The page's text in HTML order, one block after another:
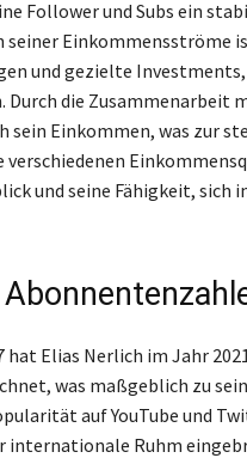
Follower und Subs ein
Einkommensströme
und gezielte Investments,
die Zusammenarbeit
Einkommen, was zur
und seine Fähigkeit, sich
hat Elias Nerlich im Jahr
was maßgeblich zu
auf YouTube und
internationale Ruhm